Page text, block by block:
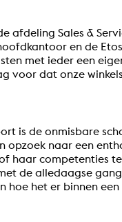
afdeling Sales &
en de
met ieder een
voor dat onze
is de onmisbare
opzoek naar een
haar competenties
de alledaagse
hoe het er binnen